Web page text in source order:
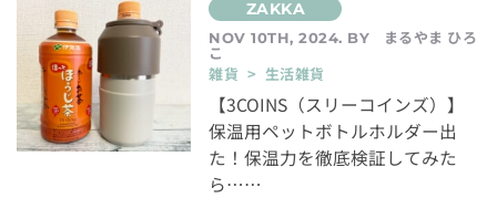
NOV 10TH, 2024. BY まるやま ひろ
こ
雑貨 > 生活雑貨
【3COINS（スリーコインズ）】
保温用ペットボトルホルダー出
た！保温力を徹底検証してみた
ら……